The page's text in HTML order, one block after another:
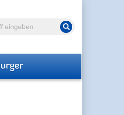
Suche starten